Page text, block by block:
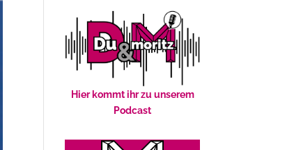
Hier kommt ihr zu unserem
Podcast